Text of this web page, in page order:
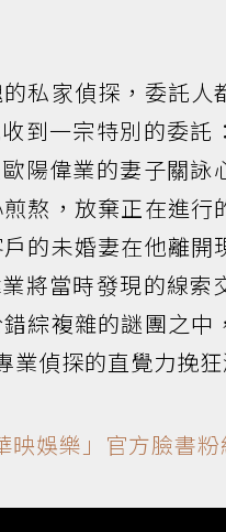
私家偵探，委託人
到一宗特別的委託
陽偉業的妻子關詠
熬，放棄正在進
的未婚妻在他離開
將當時發現的線索
綜複雜的謎團之中
偵探的直覺力挽狂
映娛樂」官方臉書